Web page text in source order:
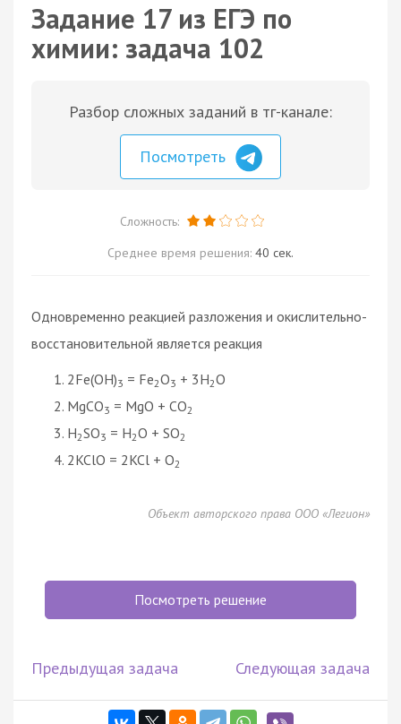
Задание 17 из ЕГЭ по
химии: задача 102
Разбор сложных заданий в тг-канале:
Посмотреть
Сложность:
Среднее время решения: 40 сек.
Одновременно реакцией разложения и окислительно-
восстановительной является реакция
2Fe(OH)3 = Fe2O3 + 3H2O
MgCO3 = MgO + CO2
H2SO3 = H2O + SO2
2KClO = 2KCl + O2
Объект авторского права ООО «Легион»
Посмотреть решение
Предыдущая задача Следующая задача